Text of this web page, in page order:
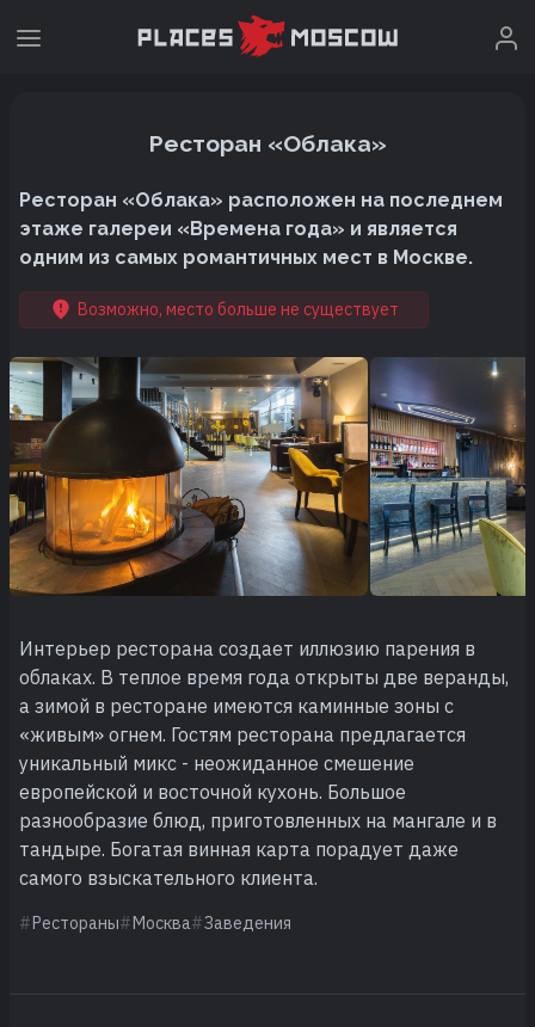
Ресторан «Облака»
Ресторан «Облака» расположен на последнем
этаже галереи «Времена года» и является
одним из самых романтичных мест в Москве.
Возможно, место больше не существует
Интерьер ресторана создает иллюзию парения в
облаках. В теплое время года открыты две веранды,
а зимой в ресторане имеются каминные зоны с
«живым» огнем. Гостям ресторана предлагается
уникальный микс - неожиданное смешение
европейской и восточной кухонь. Большое
разнообразие блюд, приготовленных на мангале и в
тандыре. Богатая винная карта порадует даже
самого взыскательного клиента.
Рестораны Москва Заведения